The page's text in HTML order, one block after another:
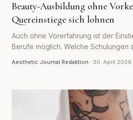
Beauty-Ausbildung ohne
Quereinstiege sich lohnen
Auch ohne Vorerfahrung ist der
Berufe möglich. Welche Schulungen
Aesthetic Journal Redaktion · 30. April 2026